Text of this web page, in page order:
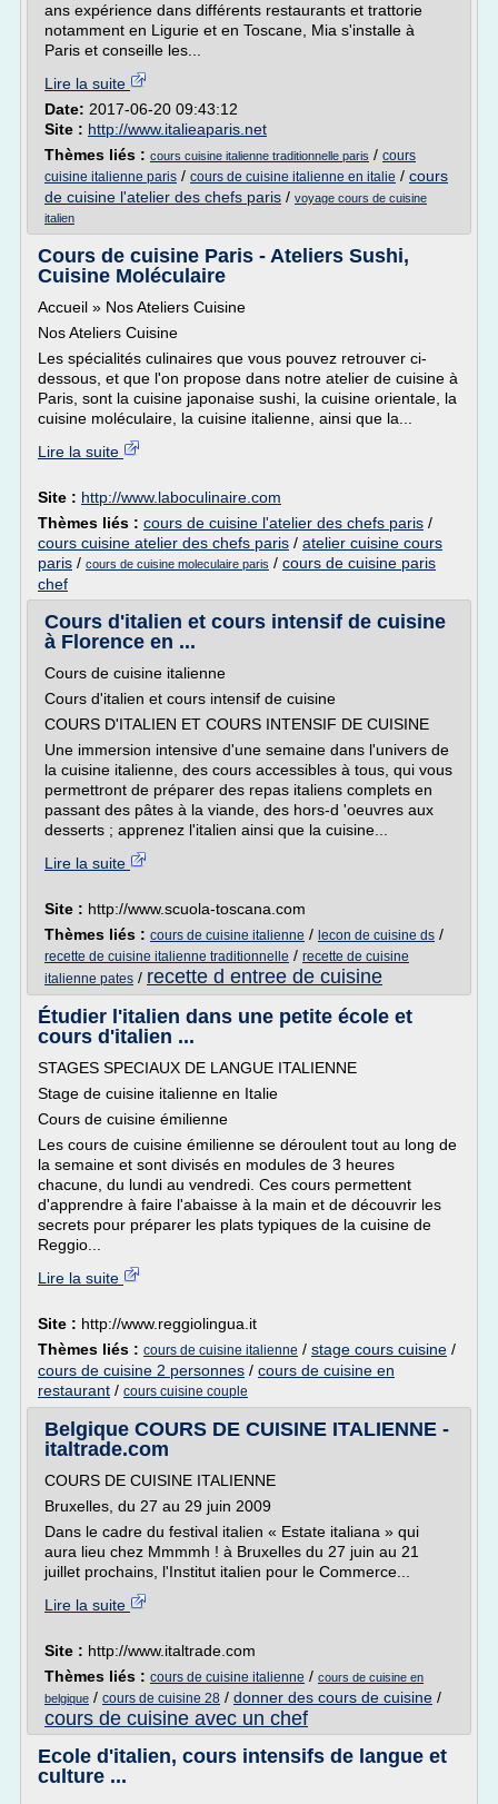
ans expérience dans différents restaurants et trattorie
notamment en Ligurie et en Toscane, Mia s'installe à
Paris et conseille les...
Lire la suite
Date: 2017-06-20 09:43:12
Site : http://www.italieaparis.net
Thèmes liés : cours cuisine italienne traditionnelle paris / cours
cuisine italienne paris / cours de cuisine italienne en italie / cours
de cuisine l'atelier des chefs paris / voyage cours de cuisine
italien
Cours de cuisine Paris - Ateliers Sushi,
Cuisine Moléculaire
Accueil » Nos Ateliers Cuisine
Nos Ateliers Cuisine
Les spécialités culinaires que vous pouvez retrouver ci-
dessous, et que l'on propose dans notre atelier de cuisine à
Paris, sont la cuisine japonaise sushi, la cuisine orientale, la
cuisine moléculaire, la cuisine italienne, ainsi que la...
Lire la suite
Site : http://www.laboculinaire.com
Thèmes liés : cours de cuisine l'atelier des chefs paris /
cours cuisine atelier des chefs paris / atelier cuisine cours
paris / cours de cuisine moleculaire paris / cours de cuisine paris
chef
Cours d'italien et cours intensif de cuisine
à Florence en ...
Cours de cuisine italienne
Cours d'italien et cours intensif de cuisine
COURS D'ITALIEN ET COURS INTENSIF DE CUISINE
Une immersion intensive d'une semaine dans l'univers de
la cuisine italienne, des cours accessibles à tous, qui vous
permettront de préparer des repas italiens complets en
passant des pâtes à la viande, des hors-d 'oeuvres aux
desserts ; apprenez l'italien ainsi que la cuisine...
Lire la suite
Site : http://www.scuola-toscana.com
Thèmes liés : cours de cuisine italienne / lecon de cuisine ds /
recette de cuisine italienne traditionnelle / recette de cuisine
italienne pates / recette d entree de cuisine
Étudier l'italien dans une petite école et
cours d'italien ...
STAGES SPECIAUX DE LANGUE ITALIENNE
Stage de cuisine italienne en Italie
Cours de cuisine émilienne
Les cours de cuisine émilienne se déroulent tout au long de
la semaine et sont divisés en modules de 3 heures
chacune, du lundi au vendredi. Ces cours permettent
d'apprendre à faire l'abaisse à la main et de découvrir les
secrets pour préparer les plats typiques de la cuisine de
Reggio...
Lire la suite
Site : http://www.reggiolingua.it
Thèmes liés : cours de cuisine italienne / stage cours cuisine /
cours de cuisine 2 personnes / cours de cuisine en
restaurant / cours cuisine couple
Belgique COURS DE CUISINE ITALIENNE -
italtrade.com
COURS DE CUISINE ITALIENNE
Bruxelles, du 27 au 29 juin 2009
Dans le cadre du festival italien « Estate italiana » qui
aura lieu chez Mmmmh ! à Bruxelles du 27 juin au 21
juillet prochains, l'Institut italien pour le Commerce...
Lire la suite
Site : http://www.italtrade.com
Thèmes liés : cours de cuisine italienne / cours de cuisine en
belgique / cours de cuisine 28 / donner des cours de cuisine /
cours de cuisine avec un chef
Ecole d'italien, cours intensifs de langue et
culture ...